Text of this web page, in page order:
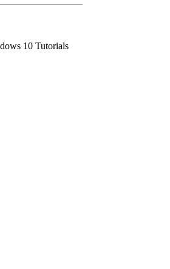
10 Tutorials